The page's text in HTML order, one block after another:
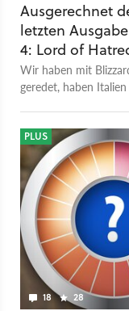
Ausgerechnet
letzten
4: Lord of
Geschichte
immerhin mit
Wir haben mit
geredet, haben
18 28
PLUS